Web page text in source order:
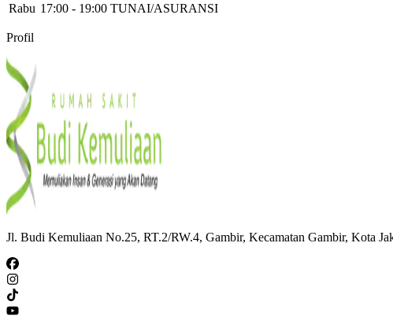
Rabu 17:00 - 19:00 TUNAI/ASURANSI
Profil
Jl. Budi Kemuliaan No.25, RT.2/RW.4, Gambir, Kecamatan Gambir, Kota